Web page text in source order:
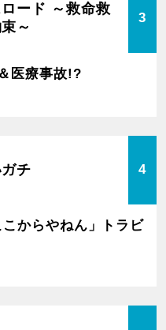
ード ～救命救
～
3
医療事故!?
チ 4
からやねん」トラビ